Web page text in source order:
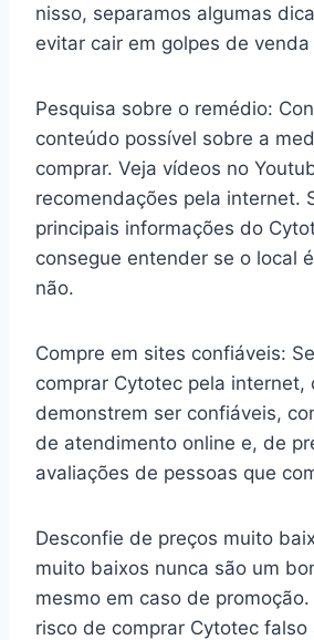
nisso, separamos algumas
evitar cair em golpes de
Pesquisa sobre o remédio:
conteúdo possível sobre a
comprar. Veja vídeos no
recomendações pela internet.
principais informações do
consegue entender se o local
não.
Compre em sites confiáveis:
comprar Cytotec pela internet,
demonstrem ser confiáveis,
de atendimento online e, de
avaliações de pessoas que
Desconfie de preços muito
muito baixos nunca são um
mesmo em caso de
risco de comprar Cytotec falso